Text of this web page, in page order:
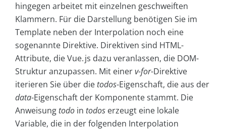
hingegen arbeitet mit einzelnen geschweiften
Klammern. Für die Darstellung benötigen Sie im
Template neben der Interpolation noch eine
sogenannte Direktive. Direktiven sind HTML-
Attribute, die Vue. js dazu veranlassen, die DOM-
Struktur anzupassen. Mit einerv-for-Direktive
iterieren Sie über dietodos-Eigenschaft, die aus der
data-Eigenschaft der Komponente stammt. Die
Anweisungtodo in todos erzeugt eine lokale
Variable, die in der folgenden Interpolation